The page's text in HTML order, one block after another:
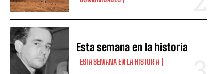
Esta semana en la historia
ESTA SEMANA EN LA HISTORIA